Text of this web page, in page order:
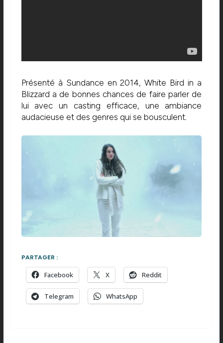
Présenté à Sundance en 2014, White Bird in a
Blizzard a de bonnes chances de faire parler de
lui avec un casting efficace, une ambiance
audacieuse et des genres qui se bousculent.
PARTAGER :
Facebook X Reddit
Telegram WhatsApp